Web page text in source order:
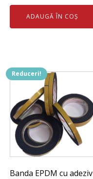
370 lei.
334 lei.
ADAUGĂ ÎN COȘ
Reduceri!
Banda EPDM cu adeziv